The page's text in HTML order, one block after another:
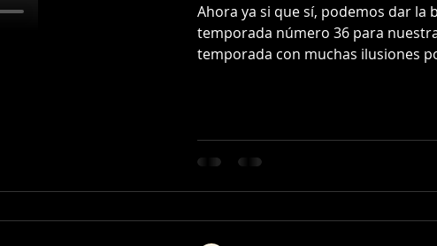
Ahora ya si que sí, podemos dar la
temporada número 36 para
temporada con muchas ilusiones